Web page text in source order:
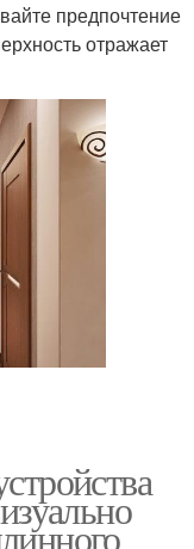
предпочтение
отражает